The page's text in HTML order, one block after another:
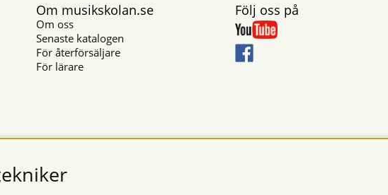
Om musikskolan.se
Om oss
Senaste katalogen
För återförsäljare
För lärare
Följ oss på
Säkra betalningar